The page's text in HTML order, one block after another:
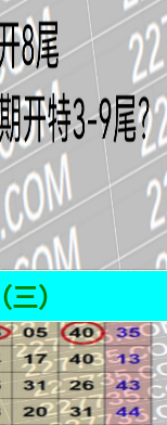
）